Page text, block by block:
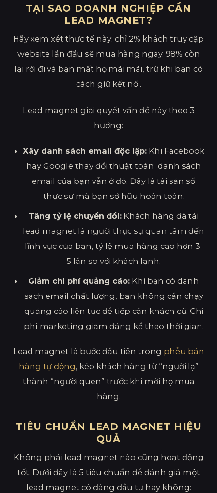
TẠI SAO DOANH NGHIỆP CẦN
LEAD MAGNET?
Hãy xem xét thực tế này: chỉ 2% khách truy cập
website lần đầu sẽ mua hàng ngay. 98% còn
lại rời đi và bạn mất họ mãi mãi, trừ khi bạn có
cách giữ kết nối.
Lead magnet giải quyết vấn đề này theo 3
hướng:
Xây danh sách email độc lập: Khi Facebook
hay Google thay đổi thuật toán, danh sách
email của bạn vẫn ở đó. Đây là tài sản số
thực sự mà bạn sở hữu hoàn toàn.
Tăng tỷ lệ chuyển đổi: Khách hàng đã tải
lead magnet là người thực sự quan tâm đến
lĩnh vực của bạn, tỷ lệ mua hàng cao hơn 3-
5 lần so với khách lạnh.
Giảm chi phí quảng cáo: Khi bạn có danh
sách email chất lượng, bạn không cần chạy
quảng cáo liên tục để tiếp cận khách cũ. Chi
phí marketing giảm đáng kể theo thời gian.
Lead magnet là bước đầu tiên trong phễu bán
hàng tự động, kéo khách hàng từ “người lạ”
thành “người quen” trước khi mời họ mua
hàng.
TIÊU CHUẨN LEAD MAGNET HIỆU
QUẢ
Không phải lead magnet nào cũng hoạt động
tốt. Dưới đây là 5 tiêu chuẩn để đánh giá một
lead magnet có đáng đầu tư hay không: